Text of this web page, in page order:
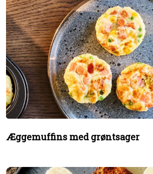
Æggemuffins med grøntsager